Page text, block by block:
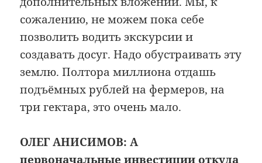
сожалению, не можем пока себе
позволить водить экскурсии и
создавать досуг. Надо обустраивать эту
землю. Полтора миллиона отдашь
подъёмных рублей на фермеров, на
три гектара, это очень мало.
ОЛЕГ АНИСИМОВ: А
первоначальные инвестиции откуда